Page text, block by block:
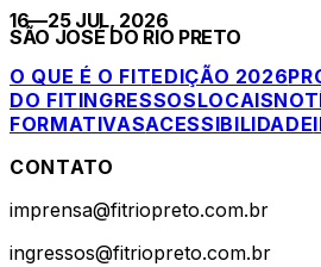
16—25 JUL, 2026
SÃO JOSÉ DO RIO PRETO
O QUE É O FITEDIÇÃO 2026
DO FITINGRESSOSLOCAIS
FORMATIVASACESSIBILIDADE
CONTATO
imprensa@fitriopreto.com.br
ingressos@fitriopreto.com.br